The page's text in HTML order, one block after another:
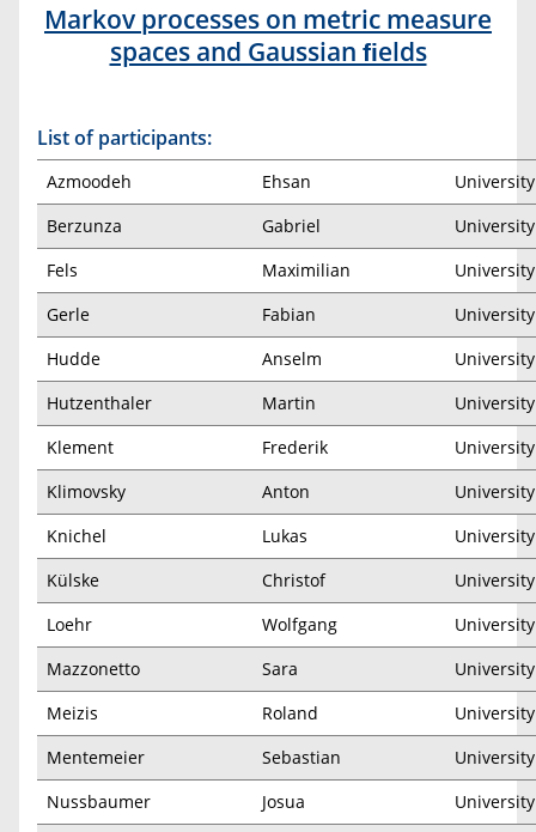
Markov processes on metric measure
spaces and Gaussian ﬁelds
List of participants:
Azmoodeh Ehsan
Berzunza
Gabriel
Fels
Maximilian
Gerle
Fabian
Hudde
Anselm
Hutzenthaler
Martin
Klement
Frederik
Klimovsky
Anton
Knichel
Lukas
Külske
Christof
Loehr
Wolfgang
Mazzonetto
Sara
Meizis
Roland
Mentemeier
Sebastian
Nussbaumer
Josua